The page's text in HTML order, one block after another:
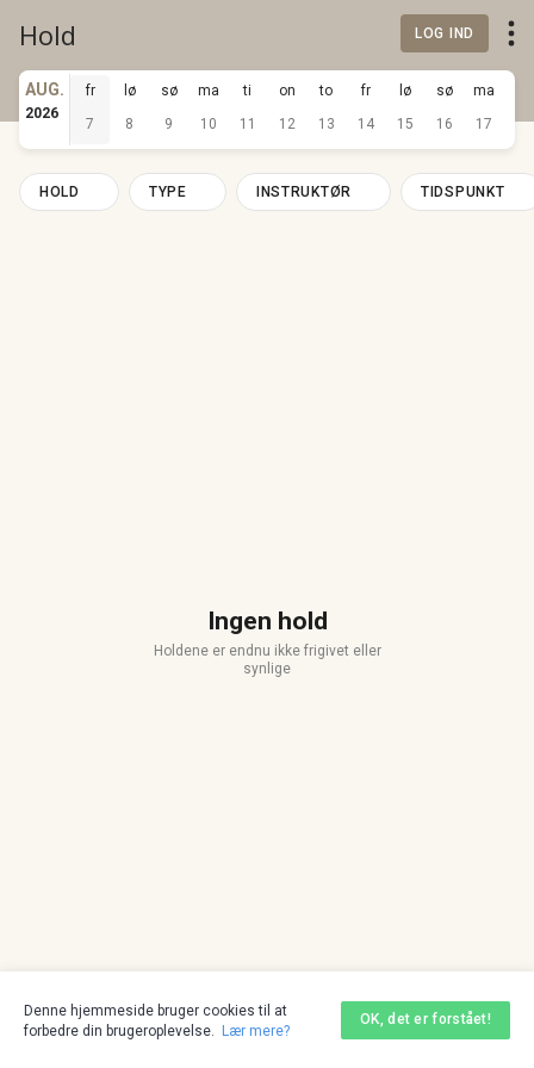
Hold LOG IND
AUG.
2026
fr
7
lø
8
sø
9
ma
10
ti
11
on
12
to
13
fr
14
lø
15
sø
16
ma
17
18
HOLD TYPE INSTRUKTØR TIDSPUNKT
Ingen hold
Holdene er endnu ikke frigivet eller
synlige
Denne hjemmeside bruger cookies til at
forbedre din brugeroplevelse.
Lær mere?
OK, det er forstået!